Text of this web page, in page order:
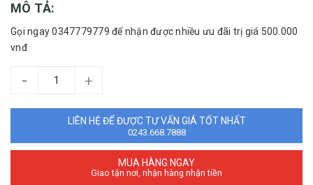
MÔ TẢ:
Gọi ngay 0347779779 để nhận được nhiều ưu đãi trị giá 500.000
vnđ
- +
LIÊN HỆ ĐỂ ĐƯỢC TƯ VẤN GIÁ TỐT NHẤT
0243.668.7888
MUA HÀNG NGAY
Giao tận nơi, nhận hàng nhận tiền